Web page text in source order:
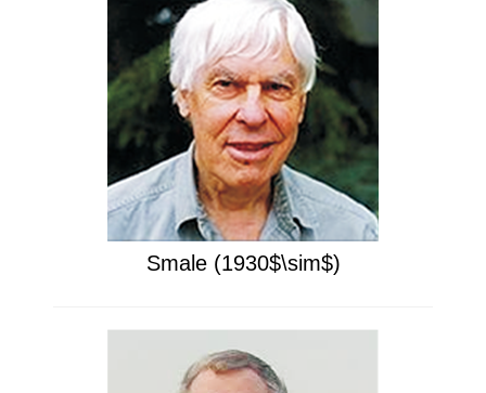
Smale (1930$\sim$)